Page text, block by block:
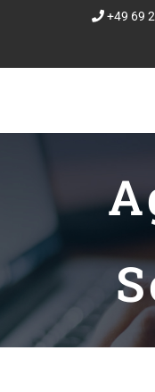
springen
+49 69